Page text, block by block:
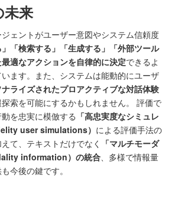
未来
ェントがユーザー意図やシステム信頼度
」「検索する」「生成する」「外部ツール
適なアクションを自律的に決定できるよ
ます。また、システムは能動的にユーザ
ライズされたプロアクティブな対話体験
索を可能にするかもしれません。 評価で
を忠実に模倣する 「高忠実度なシミュレ
user simulations） による評価手法の
て、テキストだけでなく
「マルチモーダ
information）の統合、多様で情報量
今後の鍵です。